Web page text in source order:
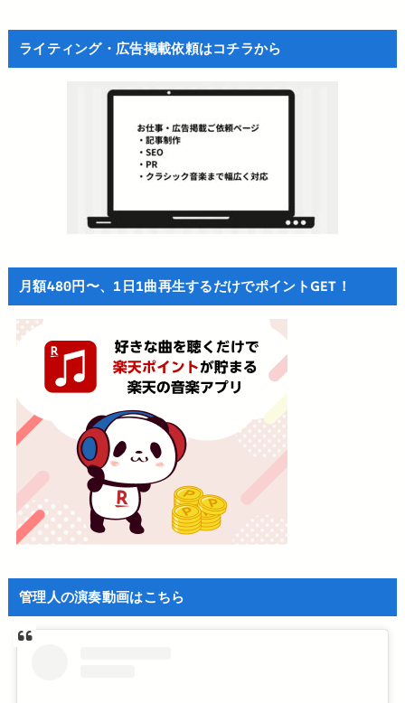
ライティング・広告掲載依頼はコチラから
月額480円〜、1日1曲再生するだけでポイントGET！
管理人の演奏動画はこちら